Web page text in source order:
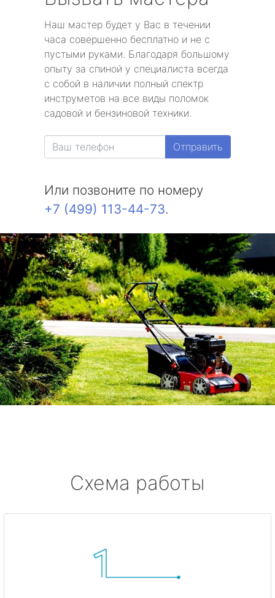
Наш мастер будет у Вас в течении
часа совершенно бесплатно и не с
пустыми руками. Благодаря большому
опыту за спиной у специалиста всегда
с собой в наличии полный спектр
инструметов на все виды поломок
садовой и бензиновой техники.
Отправить
Или позвоните по номеру
+7 (499) 113-44-73.
Схема работы